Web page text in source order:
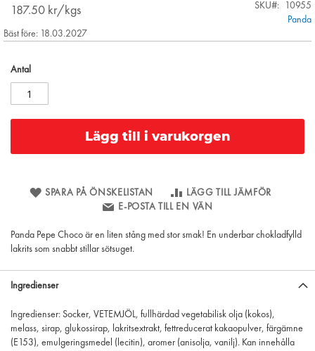
gallery
187.50 kr/kgs
SKU
10955
Panda
Bäst före: 18.03.2027
Antal
Lägg till i varukorgen
SPARA PÅ ÖNSKELISTAN
LÄGG TILL JÄMFÖR
E-POSTA TILL EN VÄN
Panda Pepe Choco är en liten stång med stor smak! En underbar chokladfylld
lakrits som snabbt stillar sötsuget.
Ingredienser
Ingredienser: Socker, VETEMJÖL, fullhärdad vegetabilisk olja (kokos),
melass, sirap, glukossirap, lakritsextrakt, fettreducerat kakaopulver, färgämne
(E153), emulgeringsmedel (lecitin), aromer (anisolja, vanilj). Kan innehålla